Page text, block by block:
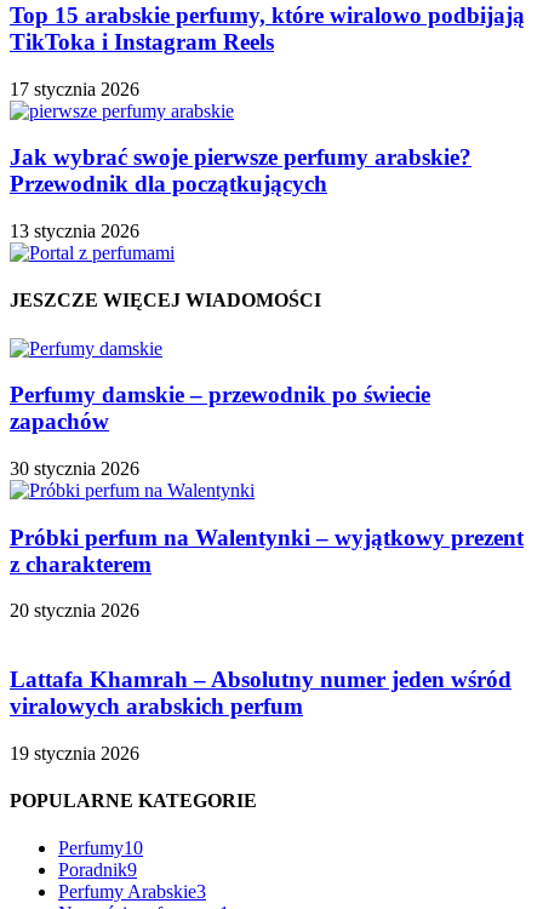
Top 15 arabskie perfumy, które wiralowo podbijają
TikToka i Instagram Reels
17 stycznia 2026
Jak wybrać swoje pierwsze perfumy arabskie?
Przewodnik dla początkujących
13 stycznia 2026
JESZCZE WIĘCEJ WIADOMOŚCI
Perfumy damskie – przewodnik po świecie
zapachów
30 stycznia 2026
Próbki perfum na Walentynki – wyjątkowy prezent
z charakterem
20 stycznia 2026
Lattafa Khamrah – Absolutny numer jeden wśród
viralowych arabskich perfum
19 stycznia 2026
POPULARNE KATEGORIE
Perfumy10
Poradnik9
Perfumy Arabskie3